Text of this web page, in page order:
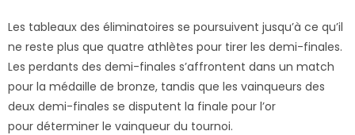
Les tableaux des éliminatoires se poursuivent jusqu’à ce qu’il
ne reste plus que quatre athlètes pour tirer les demi-finales.
Les perdants des demi-finales s’affrontent dans un match
pour la médaille de bronze, tandis que les vainqueurs des
deux demi-finales se disputent la finale pour l’or
pour déterminer le vainqueur du tournoi.